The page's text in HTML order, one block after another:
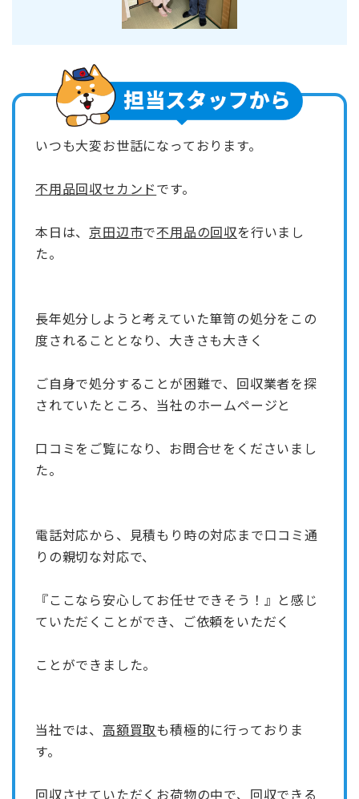
いつも大変お世話になっております。
不用品回収セカンドです。
本日は、京田辺市で不用品の回収を行いまし
た。
長年処分しようと考えていた箪笥の処分をこの
度されることとなり、大きさも大きく
ご自身で処分することが困難で、回収業者を探
されていたところ、当社のホームページと
口コミをご覧になり、お問合せをくださいまし
た。
電話対応から、見積もり時の対応まで口コミ通
りの親切な対応で、
『ここなら安心してお任せできそう！』と感じ
ていただくことができ、ご依頼をいただく
ことができました。
当社では、 高額買取も積極的に行っておりま
す。
回収させていただくお荷物の中で、回収できる